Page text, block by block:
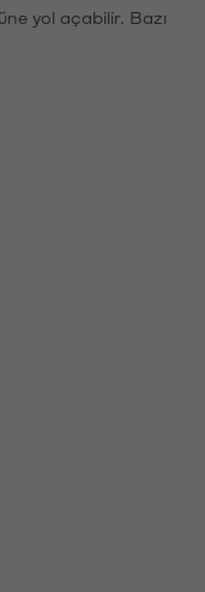
yol açabilir. Bazı